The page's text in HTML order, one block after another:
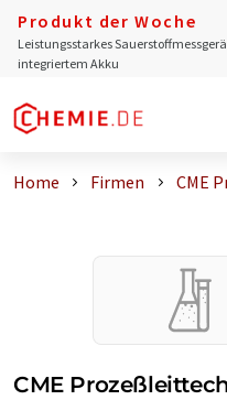
Produkt der Woche
Leistungsstarkes
integriertem Akku
Home Firmen CME
CME